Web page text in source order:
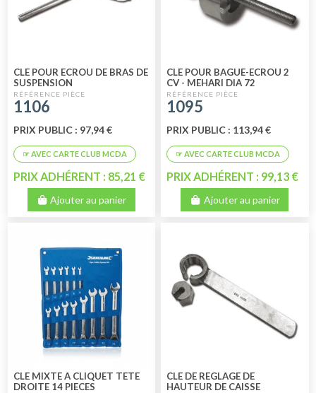
CLE POUR ECROU DE BRAS DE
SUSPENSION
1106
PRIX PUBLIC : 97,94 €
PRIX ADHÉRENT : 85,21 €
Ajouter au panier
CLE POUR BAGUE-ECROU 2
CV - MEHARI DIA 72
1095
PRIX PUBLIC : 113,94 €
PRIX ADHÉRENT : 99,13 €
Ajouter au panier
CLE MIXTE A CLIQUET TETE
DROITE 14 PIECES
CLE DE REGLAGE DE
HAUTEUR DE CAISSE